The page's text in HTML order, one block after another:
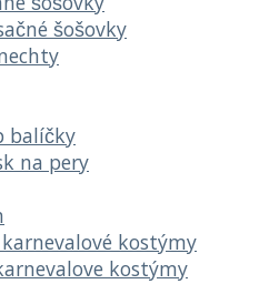
šošovky
balíčky
na pery
kostýmy
kostýmy